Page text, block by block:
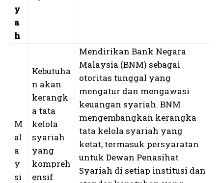
y
a
h
M
al
a
y
si
Kebutuha
n akan
kerangk
a tata
kelola
syariah
yang
kompreh
ensif
Mendirikan Bank Negara
Malaysia (BNM) sebagai
otoritas tunggal yang
mengatur dan mengawasi
keuangan syariah. BNM
mengembangkan kerangka
tata kelola syariah yang
ketat, termasuk persyaratan
untuk Dewan Penasihat
Syariah di setiap institusi dan